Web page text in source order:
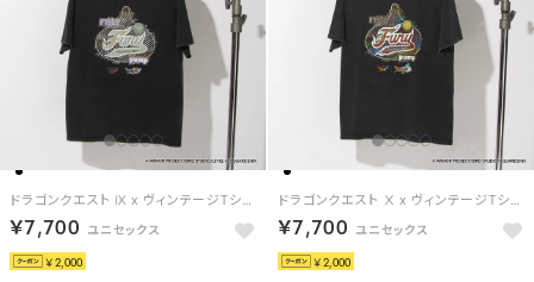
ドラゴンクエスト Ⅸ x ヴィンテージTシャツ / DRAGON QUEST Ⅸ x VINTAGE TEE 【返品不可商品】（ブラック/ホワイト）
￥7,700
￥2,000
ドラゴンクエスト Ⅹ x ヴィンテージTシャツ / DRAGON QUEST Ⅹ x VINTAGE TEE 【返品不可商品】 （ブラック/レッド）
￥7,700
￥2,000